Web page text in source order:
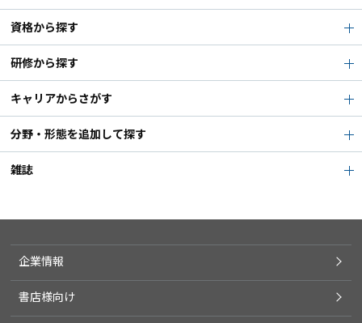
資格から探す
研修から探す
キャリアからさがす
分野・形態を追加して探す
雑誌
企業情報
書店様向け